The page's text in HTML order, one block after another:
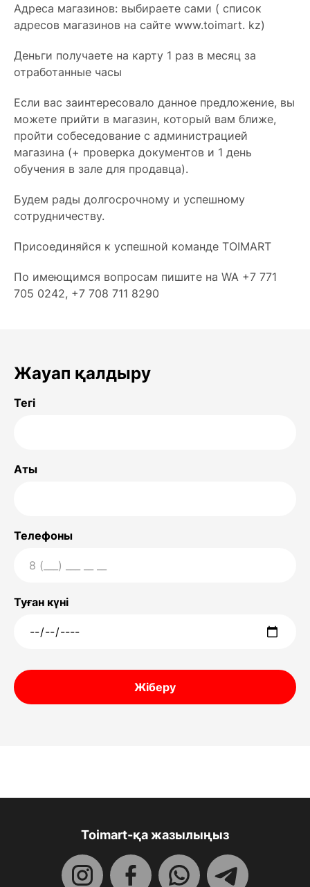
Адреса магазинов: выбираете сами ( список
адресов магазинов на сайте www.toimart. kz)
Деньги получаете на карту 1 раз в месяц за
отработанные часы
Если вас заинтересовало данное предложение, вы
можете прийти в магазин, который вам ближе,
пройти собеседование с администрацией
магазина (+ проверка документов и 1 день
обучения в зале для продавца).
Будем рады долгосрочному и успешному
сотрудничеству.
Присоединяйся к успешной команде TOIMART
По имеющимся вопросам пишите на WA +7 771
705 0242, +7 708 711 8290
Жауап қалдыру
Тегі
Аты
Телефоны
Туған күні
Жіберу
Toimart-қа жазылыңыз